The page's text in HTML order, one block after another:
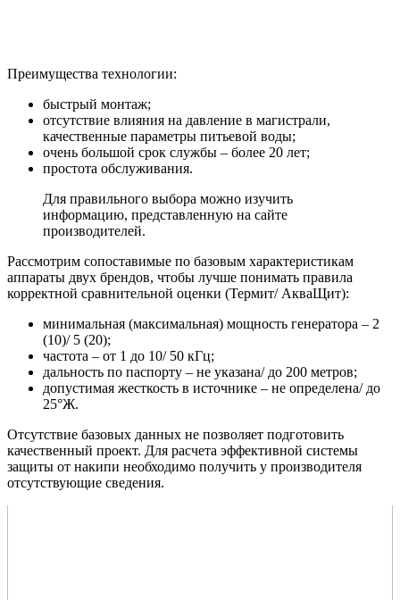
Преимущества технологии:
быстрый монтаж;
отсутствие влияния на давление в магистрали,
качественные параметры питьевой воды;
очень большой срок службы – более 20 лет;
простота обслуживания.
Для правильного выбора можно изучить
информацию, представленную на сайте
производителей.
Рассмотрим сопоставимые по базовым характеристикам
аппараты двух брендов, чтобы лучше понимать правила
корректной сравнительной оценки (Термит/ АкваЩит):
минимальная (максимальная) мощность генератора – 2
(10)/ 5 (20);
частота – от 1 до 10/ 50 кГц;
дальность по паспорту – не указана/ до 200 метров;
допустимая жесткость в источнике – не определена/ до
25°Ж.
Отсутствие базовых данных не позволяет подготовить
качественный проект. Для расчета эффективной системы
защиты от накипи необходимо получить у производителя
отсутствующие сведения.